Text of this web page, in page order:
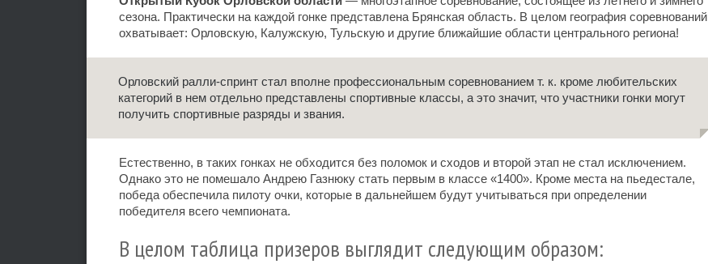
сезона. Практически на каждой гонке представлена Брянская область. В целом география соревнований
охватывает: Орловскую, Калужскую, Тульскую и другие ближайшие области центрального региона!
Орловский ралли-спринт стал вполне профессиональным соревнованием т. к. кроме любительских
категорий в нем отдельно представлены спортивные классы, а это значит, что участники гонки могут
получить спортивные разряды и звания.
Естественно, в таких гонках не обходится без поломок и сходов и второй этап не стал исключением.
Однако это не помешало Андрею Газнюку стать первым в классе «1400». Кроме места на пьедестале,
победа обеспечила пилоту очки, которые в дальнейшем будут учитываться при определении
победителя всего чемпионата.
В целом таблица призеров выглядит следующим образом: